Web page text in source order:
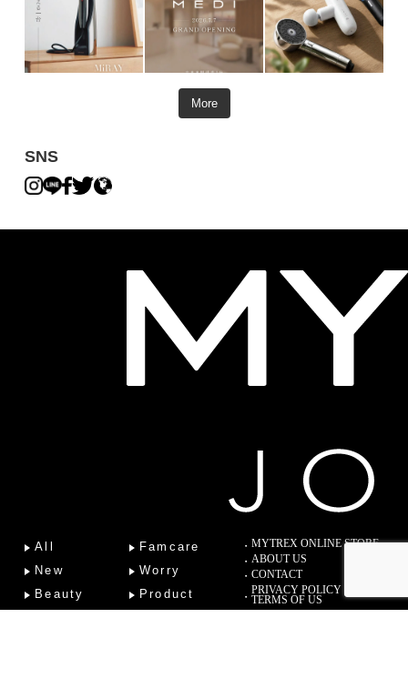
More
SNS
All
New
Beauty
Famcare
Worry
Product
MYTREX ONLINE STORE
ABOUT US
CONTACT
PRIVACY POLICY
TERMS OF US